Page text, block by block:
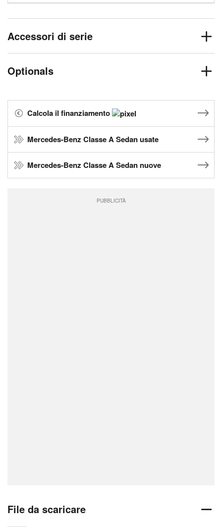
Accessori di serie
Optionals
Calcola il finanziamento
Mercedes-Benz Classe A Sedan usate
Mercedes-Benz Classe A Sedan nuove
PUBBLICITÀ
File da scaricare